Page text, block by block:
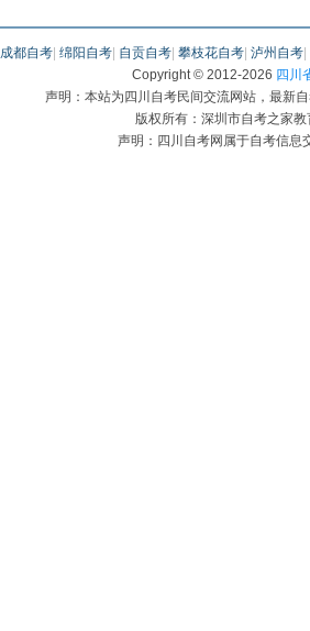
成都自考 绵阳自考 自贡自考 攀枝花自考 泸州自考
Copyright © 2012-2026 四川
声明：本站为四川自考民间交流网站，最新
版权所有：深圳市自考之家
声明：四川自考网属于自考信息